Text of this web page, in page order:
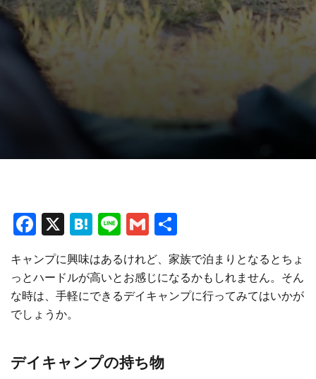
F
ce
b
o
k
X H
at
e
n
Li
n
e
G
m
ai
l
有
キャンプに興味はあるけれど、家族で泊まりとなるとちょ
っとハードルが高いとお感じになるかもしれません。そん
な時は、手軽にできるデイキャンプに行ってみてはいかが
でしょうか。
デイキャンプの持ち物